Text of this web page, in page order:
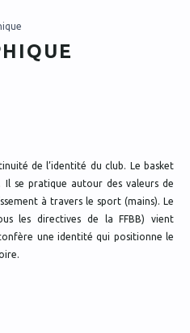
de l’identité du club. Le basket
se pratique autour des valeurs de
à travers le sport (mains). Le
les directives de la FFBB) vient
une identité qui positionne le